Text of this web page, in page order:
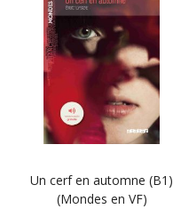
Un cerf en automne (B1)
(Mondes en VF)